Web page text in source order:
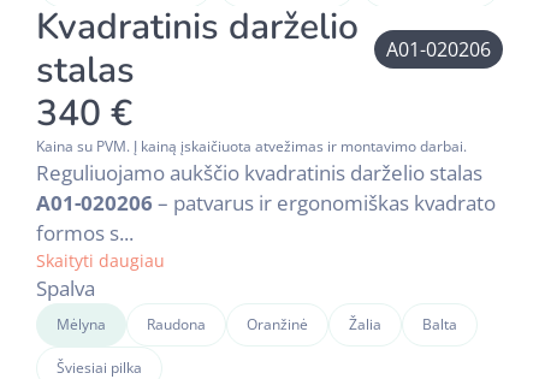
Kvadratinis darželio
stalas
A01-020206
340 €
Kaina su PVM. Į kainą įskaičiuota atvežimas ir montavimo darbai.
Reguliuojamo aukščio kvadratinis darželio stalas
A01-020206 – patvarus ir ergonomiškas kvadrato
formos s...
Skaityti daugiau
Spalva
Mėlyna Raudona Oranžinė Žalia Balta
Šviesiai pilka